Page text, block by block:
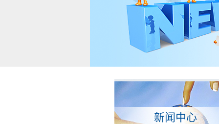
新闻中心